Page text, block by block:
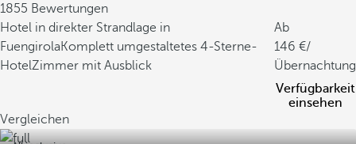
1855 Bewertungen
Hotel in direkter Strandlage in
FuengirolaKomplett umgestaltetes 4-Sterne-
HotelZimmer mit Ausblick
Ab
146
/
Übernachtung
Verfügbarkeit
einsehen
Vergleichen